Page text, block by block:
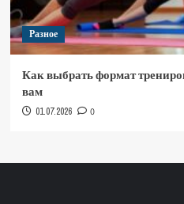
Разное
Как выбрать формат
вам
01.07.2026 0